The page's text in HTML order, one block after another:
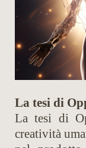
La tesi di
La tesi di
creatività